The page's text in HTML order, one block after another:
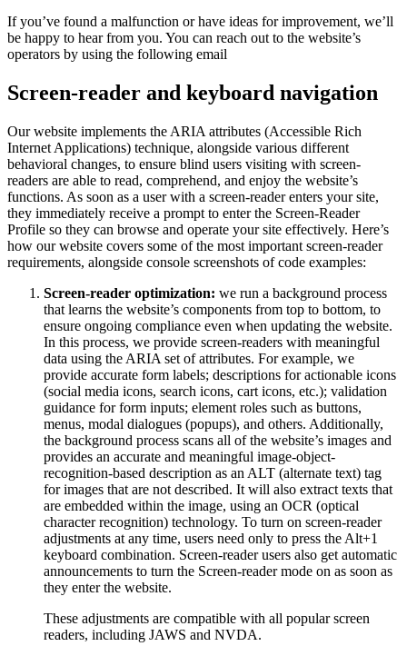
If you’ve found a malfunction or have ideas for improvement, we’ll
be happy to hear from you. You can reach out to the website’s
operators by using the following email
Screen-reader and keyboard navigation
Our website implements the ARIA attributes (Accessible Rich
Internet Applications) technique, alongside various different
behavioral changes, to ensure blind users visiting with screen-
readers are able to read, comprehend, and enjoy the website’s
functions. As soon as a user with a screen-reader enters your site,
they immediately receive a prompt to enter the Screen-Reader
Profile so they can browse and operate your site effectively. Here’s
how our website covers some of the most important screen-reader
requirements, alongside console screenshots of code examples:
Screen-reader optimization: we run a background process
that learns the website’s components from top to bottom, to
ensure ongoing compliance even when updating the website.
In this process, we provide screen-readers with meaningful
data using the ARIA set of attributes. For example, we
provide accurate form labels; descriptions for actionable icons
(social media icons, search icons, cart icons, etc.); validation
guidance for form inputs; element roles such as buttons,
menus, modal dialogues (popups), and others. Additionally,
the background process scans all of the website’s images and
provides an accurate and meaningful image-object-
recognition-based description as an ALT (alternate text) tag
for images that are not described. It will also extract texts that
are embedded within the image, using an OCR (optical
character recognition) technology. To turn on screen-reader
adjustments at any time, users need only to press the Alt+1
keyboard combination. Screen-reader users also get automatic
announcements to turn the Screen-reader mode on as soon as
they enter the website.
These adjustments are compatible with all popular screen
readers, including JAWS and NVDA.